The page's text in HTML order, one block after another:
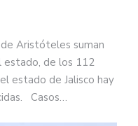
Aristóteles suman
estado, de los 112
estado de Jalisco hay
Casos…